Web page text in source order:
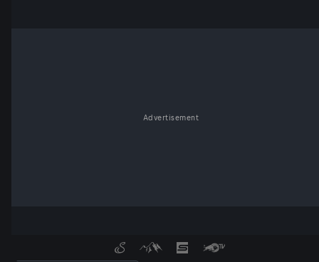
Advertisement